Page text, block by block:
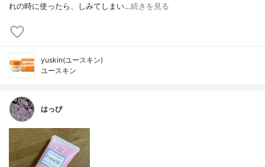
れの時に使ったら、しみてしまい…続きを見る
yuskin(ユースキン)
ユースキン
はっぴ